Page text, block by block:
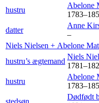
hustru
Abelone
1783–
datter
Anne
–
Niels Nielsen + Abelone
hustru’s ægtemand
Niels
1781–
hustru
Abelone
1783–
stedsøn
Dødfødt